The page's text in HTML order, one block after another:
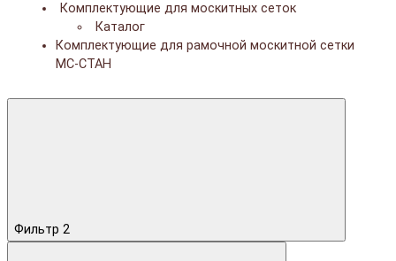
Комплектующие для москитных сеток
Каталог
Комплектующие для рамочной москитной сетки
МС-СТАН
Фильтр 2